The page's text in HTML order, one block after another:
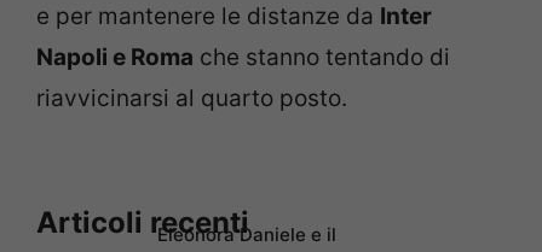
e per mantenere le distanze da Inter
Napoli e Roma che stanno tentando di
riavvicinarsi al quarto posto.
Articoli recentiEleonora Daniele e il